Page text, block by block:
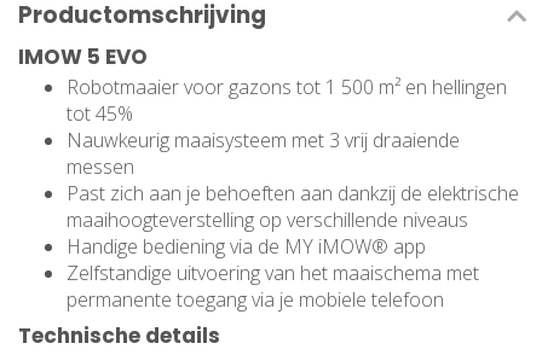
Productomschrijving
IMOW 5 EVO
Robotmaaier voor gazons tot 1 500 m² en hellingen
tot 45%
Nauwkeurig maaisysteem met 3 vrij draaiende
messen
Past zich aan je behoeften aan dankzij de elektrische
maaihoogteverstelling op verschillende niveaus
Handige bediening via de MY iMOW® app
Zelfstandige uitvoering van het maaischema met
permanente toegang via je mobiele telefoon
Technische details